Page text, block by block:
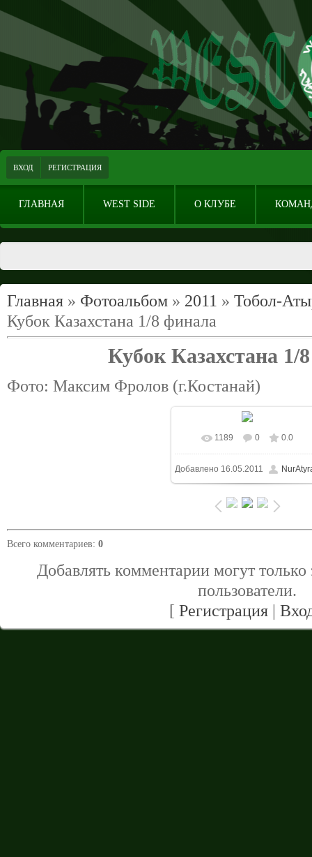
ВХОД РЕГИСТРАЦИЯ
ГЛАВНАЯ WEST SIDE О КЛУБЕ
Главная » Фотоальбом » 2011 » Тобол-
Кубок Казахстана 1/8 финала
Кубок Казахстана 1/
Фото: Максим Фролов (г.Костанай)
В реальном размере
1024x683/ 388.8Kb
1189 0 0.0
Добавлено 16.05.2011
Всего комментариев: 0
Добавлять комментарии могут
пользователи.
[Регистрация |